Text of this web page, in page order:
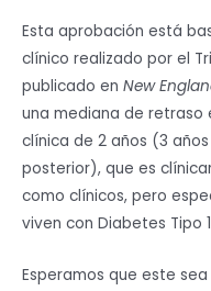
Esta aprobación está
clínico realizado por el
publicado en New
una mediana de retraso
clínica de 2 años (3
posterior), que es
como clínicos, pero
viven con Diabetes Tipo
Esperamos que este